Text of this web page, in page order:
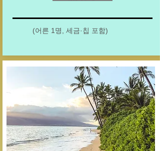
(어른 1명, 세금·칩 포함)